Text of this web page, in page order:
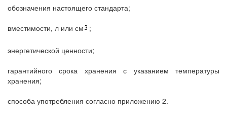
обозначения настоящего стандарта;
вместимости, л или см
;
энергетической ценности;
гарантийного срока хранения с указанием температуры
хранения;
способа употребления согласно приложению 2.